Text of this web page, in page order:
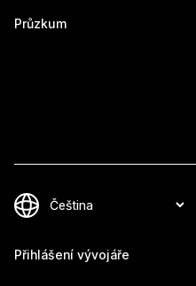
Průzkum
Přihlášení vývojáře